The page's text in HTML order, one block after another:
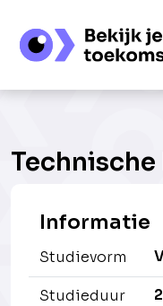
Informatie
Studievorm
Studieduur